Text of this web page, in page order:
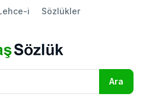
i Sözlükler